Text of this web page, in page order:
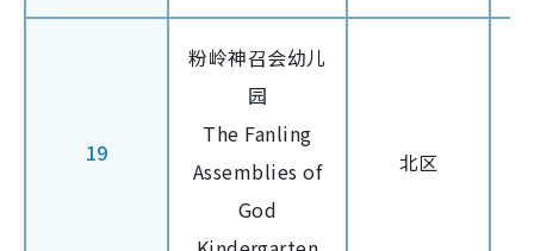
19
粉岭神召会幼儿
园
The Fanling
Assemblies of
God
北区